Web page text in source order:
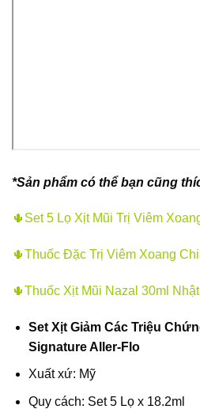
*Sản phẩm có thể bạn cũng
🌵 Set 5 Lọ Xịt Mũi Trị Viêm
🌵Thuốc Đặc Trị Viêm Xoang
🌵Thuốc Xịt Mũi Nazal 30ml
Set Xịt Giảm Các Triệu
Signature Aller-Flo
Xuất xứ: Mỹ
Quy cách: Set 5 Lọ x 18.2ml